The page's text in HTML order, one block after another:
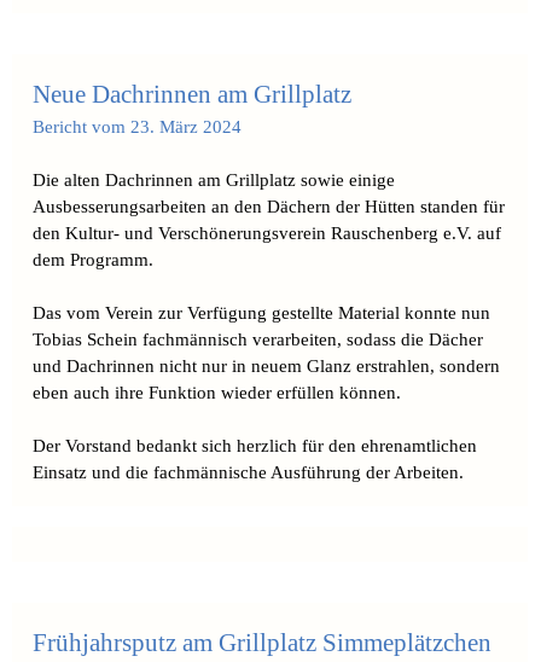
Neue Dachrinnen am Grillplatz
Bericht vom 23. März 2024
Die alten Dachrinnen am Grillplatz sowie einige
Ausbesserungsarbeiten an den Dächern der Hütten standen für
den Kultur- und Verschönerungsverein Rauschenberg e.V. auf
dem Programm.
Das vom Verein zur Verfügung gestellte Material konnte nun
Tobias Schein fachmännisch verarbeiten, sodass die Dächer
und Dachrinnen nicht nur in neuem Glanz erstrahlen, sondern
eben auch ihre Funktion wieder erfüllen können.
Der Vorstand bedankt sich herzlich für den ehrenamtlichen
Einsatz und die fachmännische Ausführung der Arbeiten.
Frühjahrsputz am Grillplatz Simmeplätzchen